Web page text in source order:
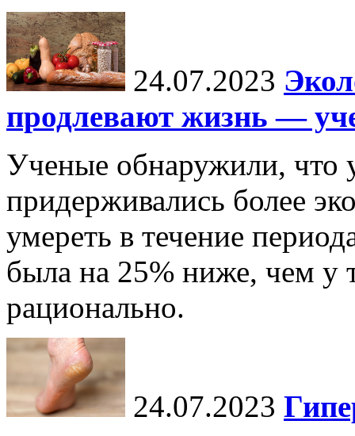
24.07.2023
продлевают жизнь —
Ученые обнаружили, что
придерживались более
умереть в течение
была на 25% ниже, чем у
рационально.
24.07.2023